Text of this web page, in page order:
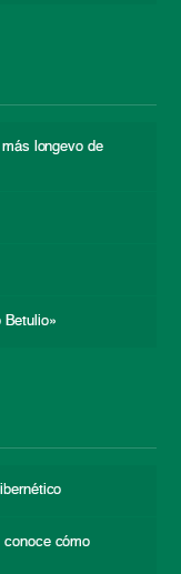
longevo de
conoce cómo